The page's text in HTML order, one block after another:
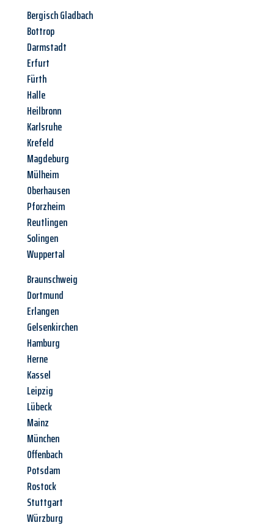
Bergisch Gladbach
Bottrop
Darmstadt
Erfurt
Fürth
Halle
Heilbronn
Karlsruhe
Krefeld
Magdeburg
Mülheim
Oberhausen
Pforzheim
Reutlingen
Solingen
Wuppertal
Braunschweig
Dortmund
Erlangen
Gelsenkirchen
Hamburg
Herne
Kassel
Leipzig
Lübeck
Mainz
München
Offenbach
Potsdam
Rostock
Stuttgart
Würzburg